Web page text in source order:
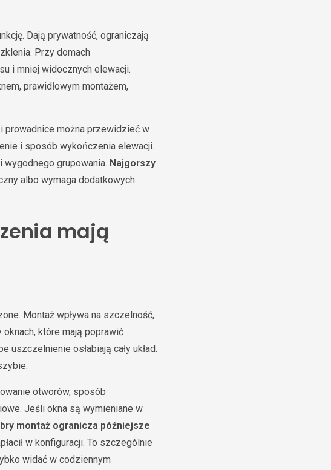
Dają prywatność, ograniczają
Przy domach
i mniej widocznych elewacji.
prawidłowym montażem,
prowadnice można przewidzieć w
i sposób wykończenia elewacji.
grupowania. Najgorszy
albo wymaga dodatkowych
mają
Montaż wpływa na szczelność,
które mają poprawić
osłabiają cały układ.
otworów, sposób
Jeśli okna są wymieniane w
montaż ogranicza późniejsze
w konfiguracji. To szczególnie
widać w codziennym